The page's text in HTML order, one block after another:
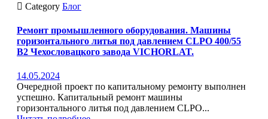
 Category Блог
Ремонт промышленного оборудования. Машины
горизонтального литья под давлением CLPO 400/55
B2 Чехословацкого завода VICHORLAT.
14.05.2024
Очередной проект по капитальному ремонту выполнен
успешно. Капитальный ремонт машины
горизонтального литья под давлением CLPO...